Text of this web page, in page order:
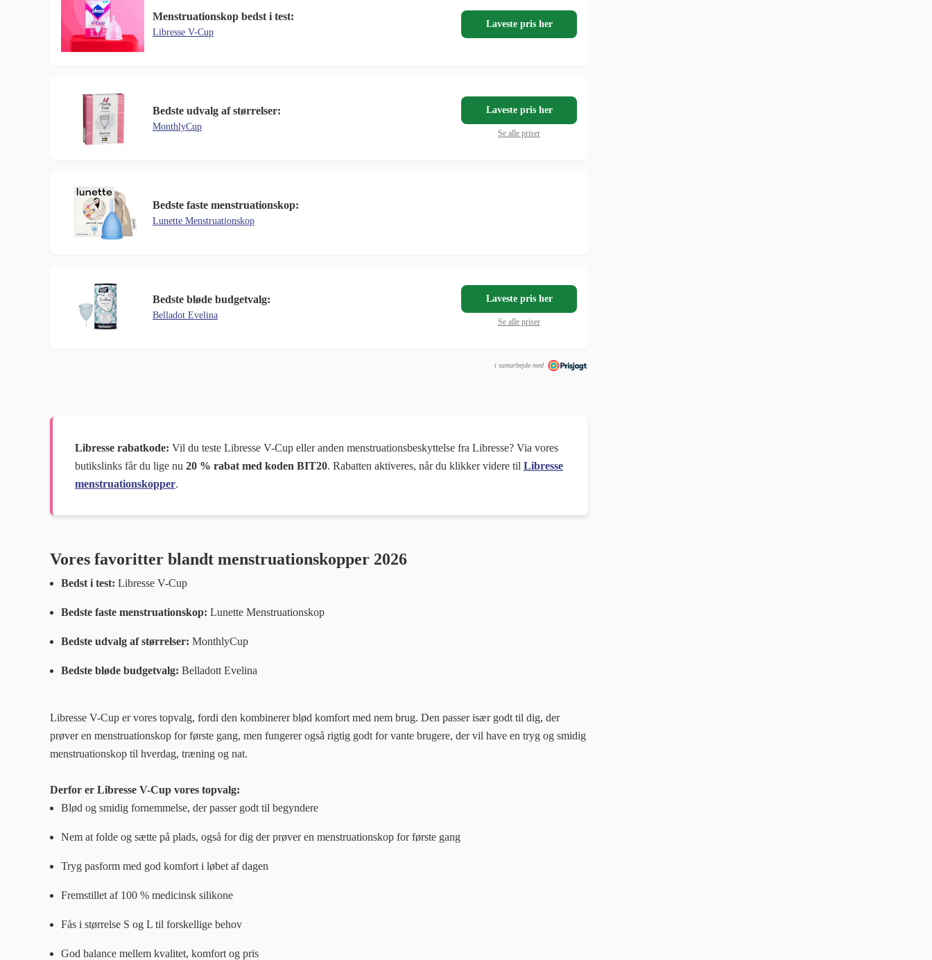
Menstruationskop bedst i test:
Libresse V-Cup
Laveste pris her
Bedste udvalg af størrelser:
MonthlyCup
Laveste pris her
Se alle priser
Bedste faste menstruationskop:
Lunette Menstruationskop
Bedste bløde budgetvalg:
Belladot Evelina
Laveste pris her
Se alle priser
i samarbejde med
Libresse rabatkode: Vil du teste Libresse V-Cup eller anden menstruationsbeskyttelse fra Libresse? Via vores
butikslinks får du lige nu 20 % rabat med koden BIT20. Rabatten aktiveres, når du klikker videre til Libresse
menstruationskopper.
Vores favoritter blandt menstruationskopper 2026
Bedst i test: Libresse V-Cup
Bedste faste menstruationskop: Lunette Menstruationskop
Bedste udvalg af størrelser: MonthlyCup
Bedste bløde budgetvalg: Belladott Evelina
Libresse V-Cup er vores topvalg, fordi den kombinerer blød komfort med nem brug. Den passer især godt til dig, der
prøver en menstruationskop for første gang, men fungerer også rigtig godt for vante brugere, der vil have en tryg og smidig
menstruationskop til hverdag, træning og nat.
Derfor er Libresse V-Cup vores topvalg:
Blød og smidig fornemmelse, der passer godt til begyndere
Nem at folde og sætte på plads, også for dig der prøver en menstruationskop for første gang
Tryg pasform med god komfort i løbet af dagen
Fremstillet af 100 % medicinsk silikone
Fås i størrelse S og L til forskellige behov
God balance mellem kvalitet, komfort og pris